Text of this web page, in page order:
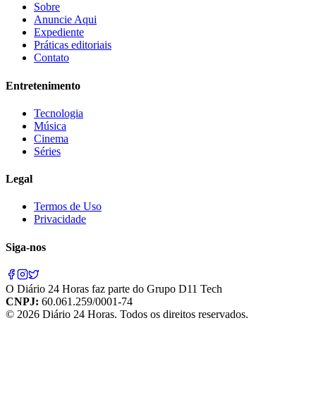
Sobre
Anuncie Aqui
Expediente
Práticas editoriais
Contato
Entretenimento
Tecnologia
Música
Cinema
Séries
Legal
Termos de Uso
Privacidade
Siga-nos
O Diário 24 Horas faz parte do Grupo D11 Tech
CNPJ: 60.061.259/0001-74
© 2026 Diário 24 Horas. Todos os direitos reservados.